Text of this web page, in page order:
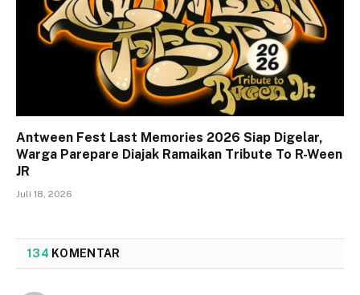
Antween Fest Last Memories 2026 Siap Digelar,
Warga Parepare Diajak Ramaikan Tribute To R-Ween
JR
Juli 18, 2026
134 KOMENTAR